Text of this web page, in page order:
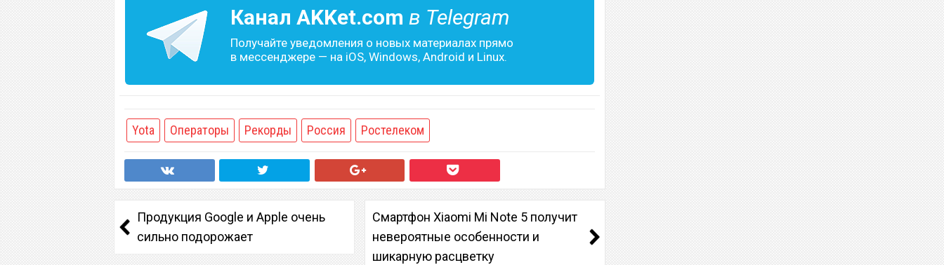
Канал AKKet.com в Telegram
Получайте уведомления о новых материалах прямо
в мессенджере — на iOS, Windows, Android и Linux.
Yota Операторы Рекорды Россия Ростелеком
Продукция Google и Apple очень
сильно подорожает
Смартфон Xiaomi Mi Note 5 получит
невероятные особенности и
шикарную расцветку